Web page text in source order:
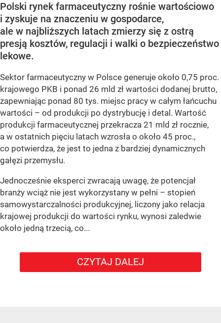
Polski rynek farmaceutyczny rośnie wartościowo
i zyskuje na znaczeniu w gospodarce,
ale w najbliższych latach zmierzy się z ostrą
presją kosztów, regulacji i walki o bezpieczeństwo
lekowe.
Sektor farmaceutyczny w Polsce generuje około 0,75 proc.
krajowego PKB i ponad 26 mld zł wartości dodanej brutto,
zapewniając ponad 80 tys. miejsc pracy w całym łańcuchu
wartości – od produkcji po dystrybucję i detal. Wartość
produkcji farmaceutycznej przekracza 21 mld zł rocznie,
a w ostatnich pięciu latach wzrosła o około 45 proc.,
co potwierdza, że jest to jedna z bardziej dynamicznych
gałęzi przemysłu.
Jednocześnie eksperci zwracają uwagę, że potencjał
branży wciąż nie jest wykorzystany w pełni – stopień
samowystarczalności produkcyjnej, liczony jako relacja
krajowej produkcji do wartości rynku, wynosi zaledwie
około jedną trzecią, co...
CZYTAJ DALEJ